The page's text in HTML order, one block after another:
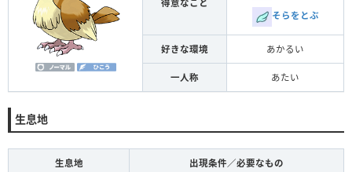
得意なこと
そらをとぶ
好きな環境 あかるい
一人称 あたい
生息地
生息地 出現条件／必要なもの